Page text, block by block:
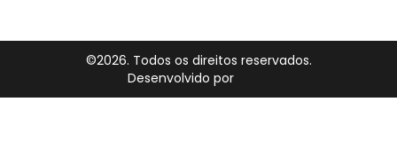
©2026. Todos os direitos reservados.
Desenvolvido por